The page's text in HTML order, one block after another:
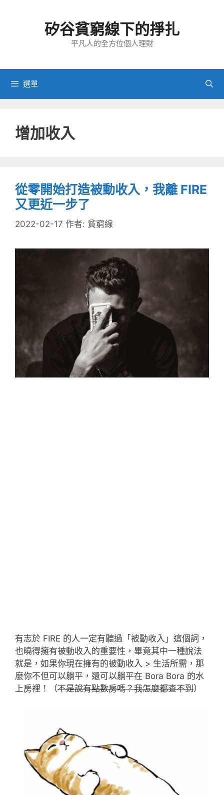
容
矽谷貧窮線下的掙扎
平凡人的全方位個人理財
選單
增加收入
從零開始打造被動收入，我離 FIRE
又更近一步了
2022-02-17 作者: 貧窮線
有志於 FIRE 的人一定有聽過「被動收入」這個詞，
也曉得擁有被動收入的重要性，畢竟其中一種說法
就是，如果你現在擁有的被動收入 > 生活所需，那
麼你不但可以躺平，還可以躺平在 Bora Bora 的水
上房裡！（不是說有點數房嗎？我怎麼都查不到）